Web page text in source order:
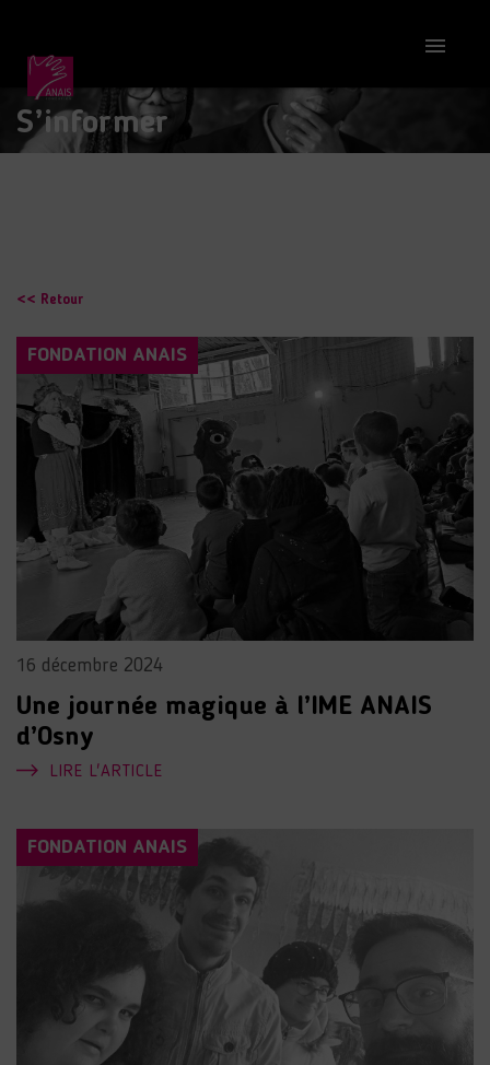

S’informer
<< Retour
FONDATION ANAIS
16 décembre 2024
Une journée magique à l’IME ANAIS
d’Osny
LIRE L'ARTICLE
FONDATION ANAIS